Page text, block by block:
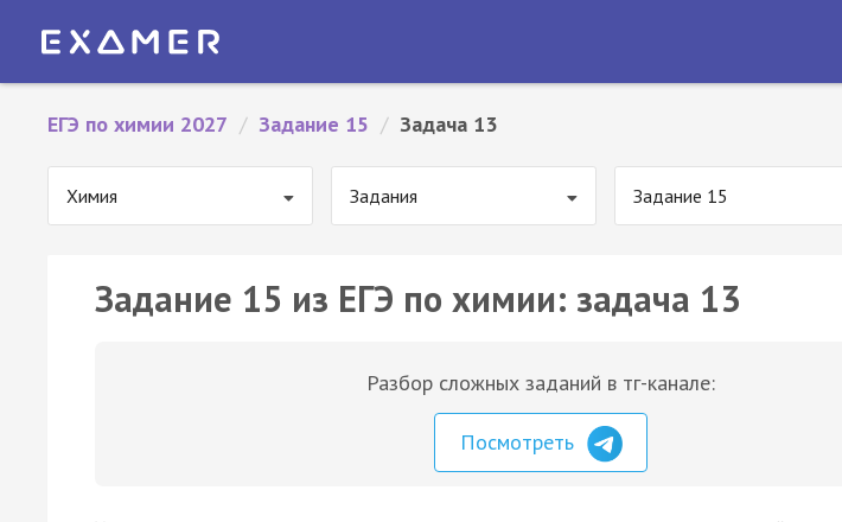
ЕГЭ по химии 2027 / Задание 15 / Задача 13
Химия Задания Задание 15
Задание 15 из ЕГЭ по химии: задача 13
Разбор сложных заданий в тг-канале:
Посмотреть